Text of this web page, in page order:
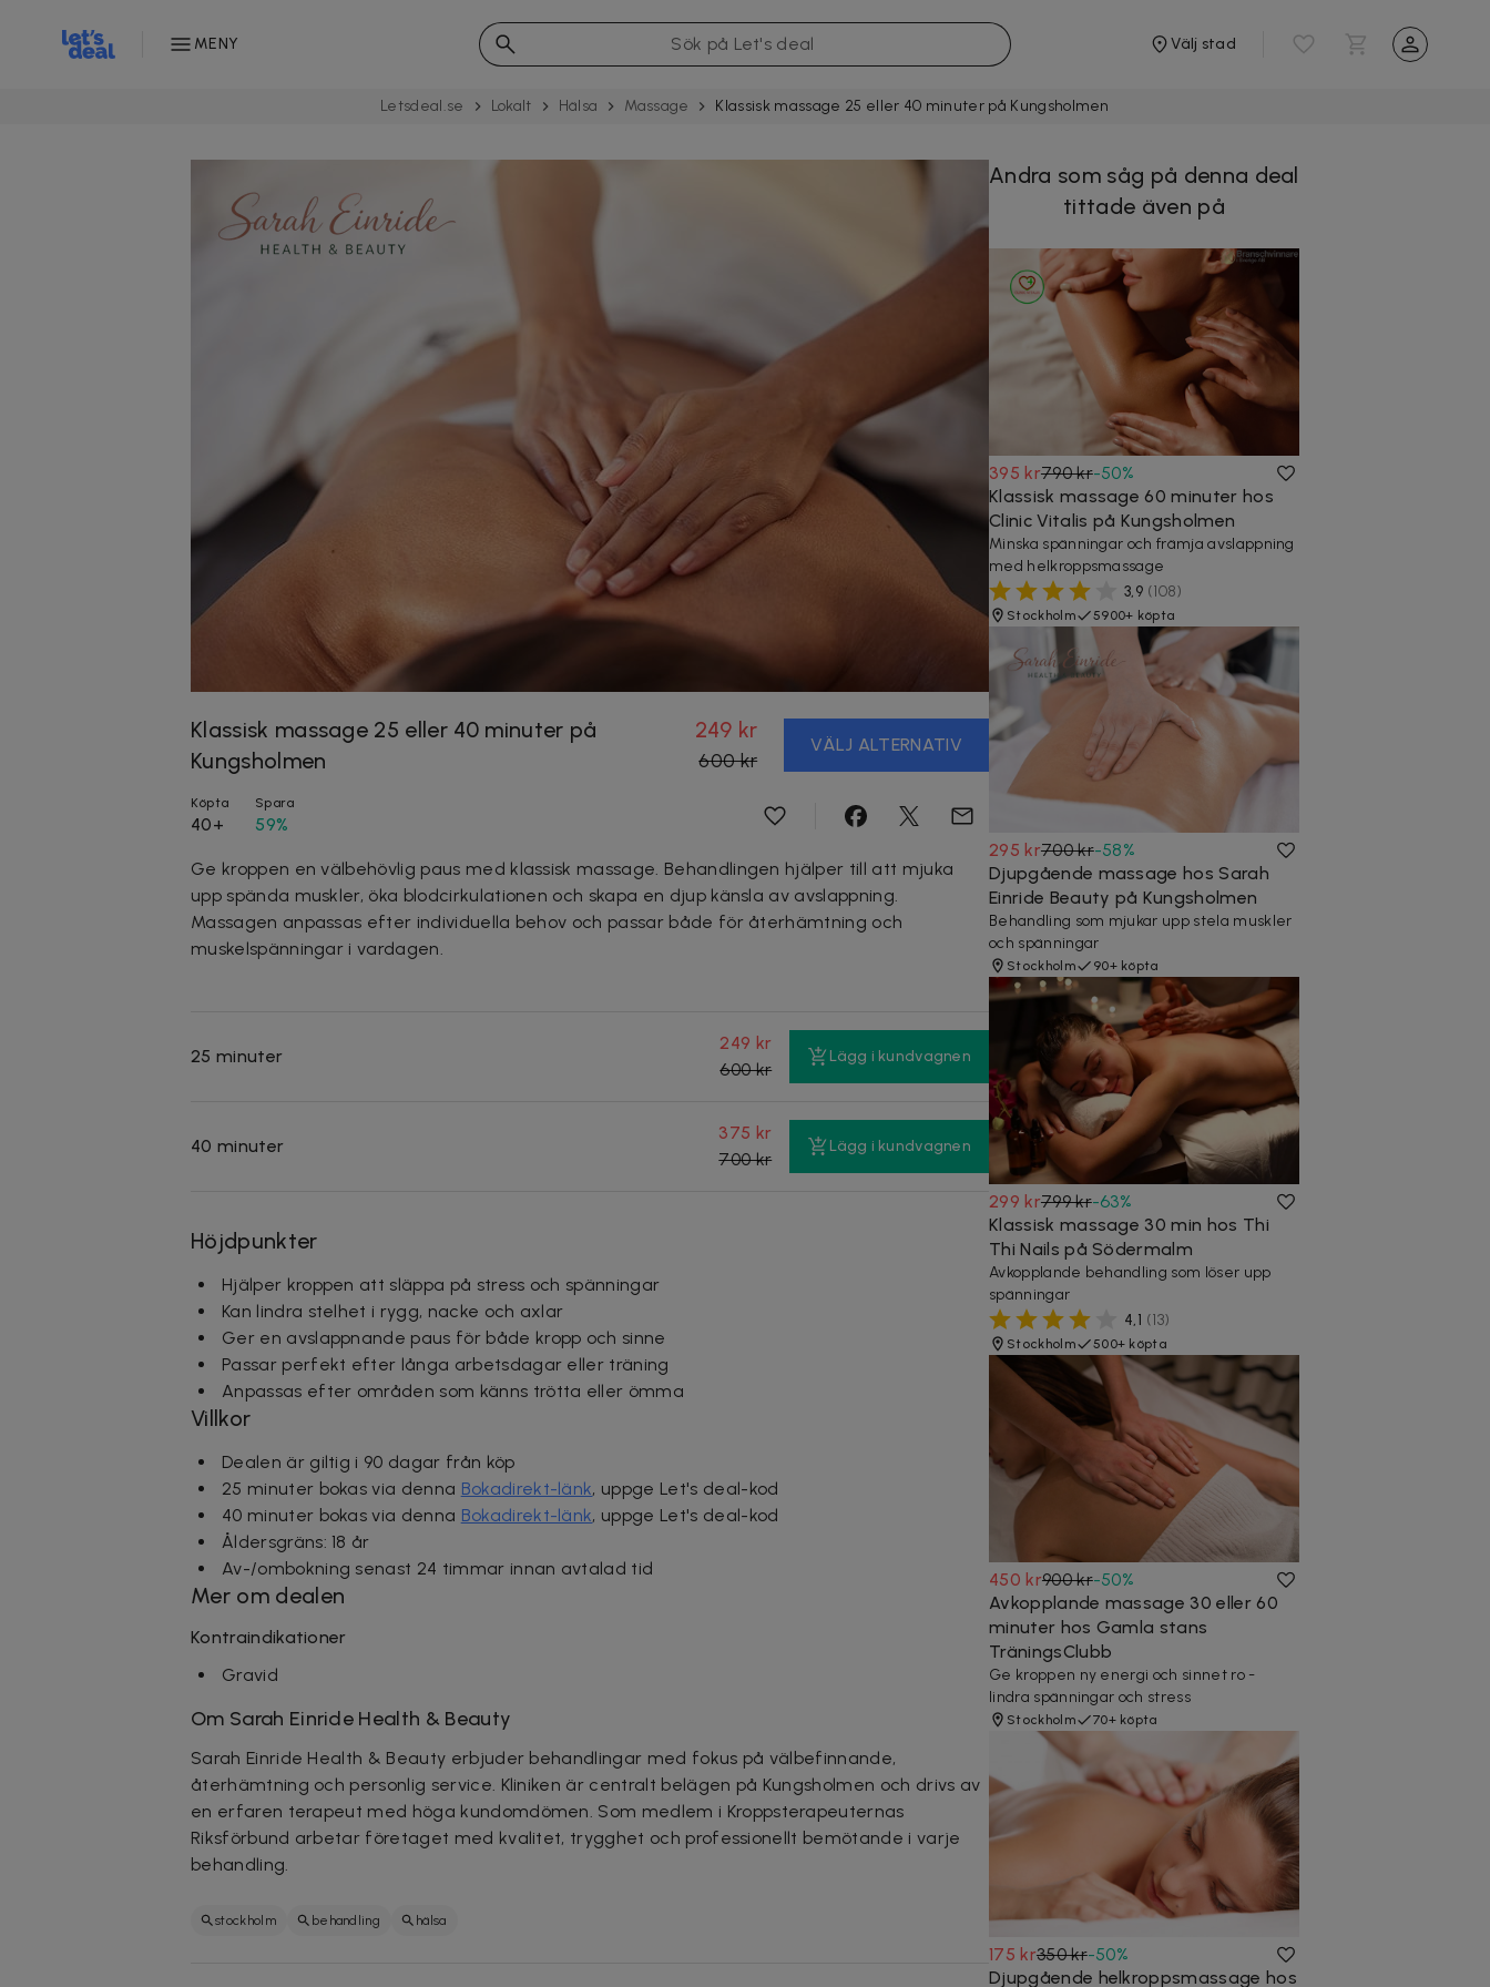
MENY Välj stad
Letsdeal.se Lokalt Hälsa Massage Klassisk massage 25 eller 40 minuter på Kungsholmen
Klassisk massage 25 eller 40 minuter på
Kungsholmen
249 kr
600 kr
VÄLJ ALTERNATIV
Köpta
40+
Spara
59%
Ge kroppen en välbehövlig paus med klassisk massage. Behandlingen hjälper till att mjuka
upp spända muskler, öka blodcirkulationen och skapa en djup känsla av avslappning.
Massagen anpassas efter individuella behov och passar både för återhämtning och
muskelspänningar i vardagen.
25 minuter
249 kr
600 kr
Lägg i kundvagnen
40 minuter
375 kr
700 kr
Lägg i kundvagnen
Höjdpunkter
Hjälper kroppen att släppa på stress och spänningar
Kan lindra stelhet i rygg, nacke och axlar
Ger en avslappnande paus för både kropp och sinne
Passar perfekt efter långa arbetsdagar eller träning
Anpassas efter områden som känns trötta eller ömma
Villkor
Dealen är giltig i 90 dagar från köp
25 minuter bokas via denna Bokadirekt-länk, uppge Let's deal-kod
40 minuter bokas via denna Bokadirekt-länk, uppge Let's deal-kod
Åldersgräns: 18 år
Av-/ombokning senast 24 timmar innan avtalad tid
Mer om dealen
Kontraindikationer
Gravid
Om Sarah Einride Health & Beauty
Sarah Einride Health & Beauty erbjuder behandlingar med fokus på välbefinnande,
återhämtning och personlig service. Kliniken är centralt belägen på Kungsholmen och drivs av
en erfaren terapeut med höga kundomdömen. Som medlem i Kroppsterapeuternas
Riksförbund arbetar företaget med kvalitet, trygghet och professionellt bemötande i varje
behandling.
stockholm behandling hälsa
Andra som såg på denna deal
tittade även på
395 kr790 kr-50%
Klassisk massage 60 minuter hos
Clinic Vitalis på Kungsholmen
Minska spänningar och främja avslappning
med helkroppsmassage
3,9 (108)
Stockholm 5900+ köpta
295 kr700 kr-58%
Djupgående massage hos Sarah
Einride Beauty på Kungsholmen
Behandling som mjukar upp stela muskler
och spänningar
Stockholm 90+ köpta
299 kr799 kr-63%
Klassisk massage 30 min hos Thi
Thi Nails på Södermalm
Avkopplande behandling som löser upp
spänningar
4,1 (13)
Stockholm 500+ köpta
450 kr900 kr-50%
Avkopplande massage 30 eller 60
minuter hos Gamla stans
TräningsClubb
Ge kroppen ny energi och sinnet ro -
lindra spänningar och stress
Stockholm 70+ köpta
175 kr350 kr-50%
Djupgående helkroppsmassage hos